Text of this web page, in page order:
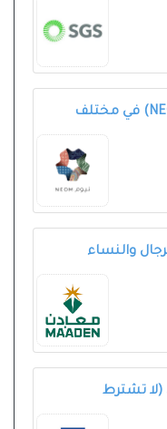
وظائف في شركة نيوم (NEOM) في مختلف
والنساء
تشترط